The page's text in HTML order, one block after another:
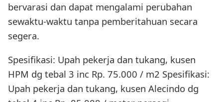
bervarasi dan dapat mengalami perubahan
sewaktu-waktu tanpa pemberitahuan secara
segera.
Spesifikasi: Upah pekerja dan tukang, kusen
HPM dg tebal 3 inc Rp. 75.000 / m2 Spesifikasi:
Upah pekerja dan tukang, kusen Alecindo dg